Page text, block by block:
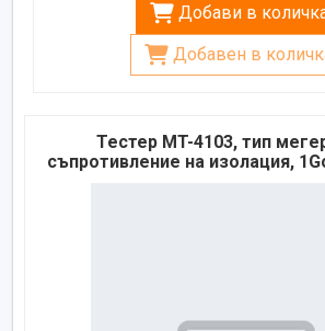
Добави в
Добавен в
Тестер MT-4103, тип
съпротивление на изолация,